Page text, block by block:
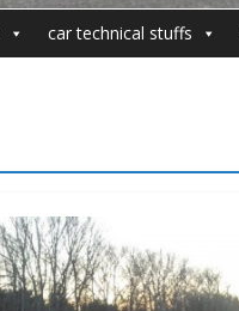
car technical stuffs